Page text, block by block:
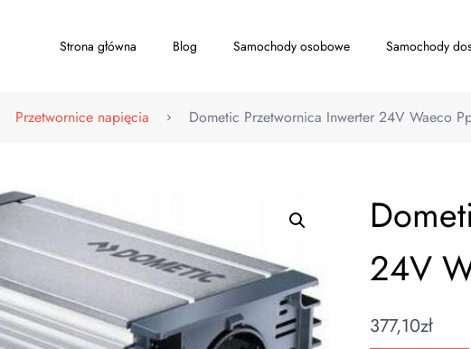
Strona główna Blog Samochody osobowe Samochody
Przetwornice napięcia Dometic Przetwornica Inwerter 24V Waeco
24V
377,10zł